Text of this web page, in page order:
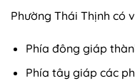
Phường Thái Thịnh có
Phía đông giáp
Phía tây giáp các